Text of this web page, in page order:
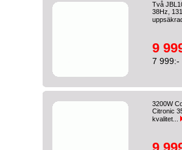
Två
38Hz,
9
7 999:-
3200W
Citronic
kvalitet...